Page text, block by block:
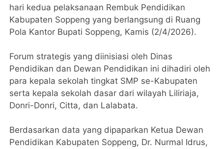
hari kedua pelaksanaan Rembuk Pendidikan
Kabupaten Soppeng yang berlangsung di Ruang
Pola Kantor Bupati Soppeng, Kamis (2/4/2026).
Forum strategis yang diinisiasi oleh Dinas
Pendidikan dan Dewan Pendidikan ini dihadiri oleh
para kepala sekolah tingkat SMP se-Kabupaten
serta kepala sekolah dasar dari wilayah Liliriaja,
Donri-Donri, Citta, dan Lalabata.
Berdasarkan data yang dipaparkan Ketua Dewan
Pendidikan Kabupaten Soppeng, Dr. Nurmal Idrus,